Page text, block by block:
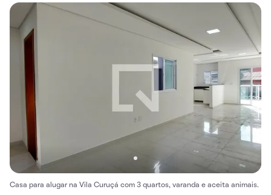
Casa para alugar na Vila Curuçá com 3 quartos, varanda e aceita animais.